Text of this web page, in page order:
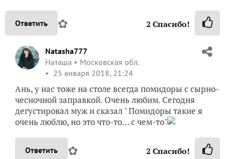
Ответить ✿ 2 Спасибо!
Natasha777
Наташа
Московская обл.
25 января 2018, 21:24
Ань, у нас тоже на столе всегда помидоры с сырно-
чесночной заправкой. Очень любим. Сегодня
дегустировал муж и сказал " Помидоры такие я
очень люблю, но это что-то… с чем-то"
Ответить ✿ 2 Спасибо!